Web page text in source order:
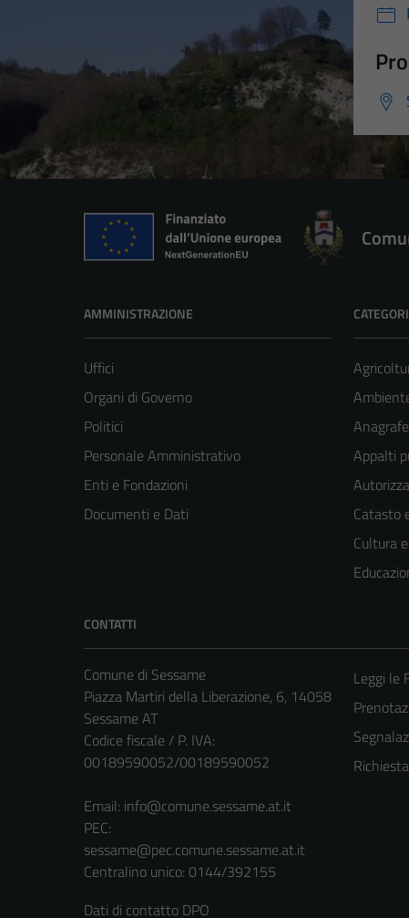
AMMINISTRAZIONE
Uffici
Organi di Governo
Politici
Personale Amministrativo
Enti e Fondazioni
Documenti e Dati
Appalti
Catasto
Cultura
CONTATTI
Comune di Sessame
Piazza Martiri della Liberazione, 6, 14058
Sessame AT
Codice fiscale / P. IVA:
00189590052/00189590052
Email: info@comune.sessame.at.it
PEC:
sessame@pec.comune.sessame.at.it
Centralino unico: 0144/392155
Dati di contatto DPO
Leggi le